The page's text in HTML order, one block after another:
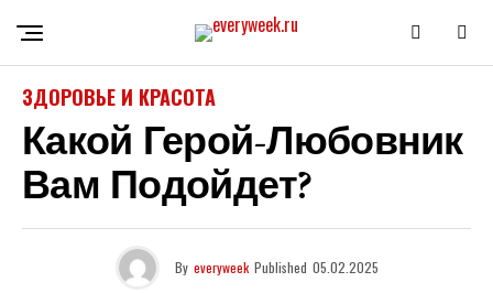
ЗДОРОВЬЕ И КРАСОТА
Какой Герой-Любовник
Вам Подойдет?
By everyweek Published 05.02.2025